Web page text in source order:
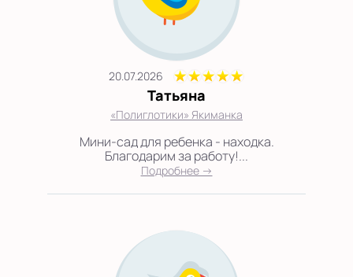
20.07.2026
Татьяна
«Полиглотики» Якиманка
Мини-сад для ребенка - находка.
Благодарим за работу!...
Подробнее →